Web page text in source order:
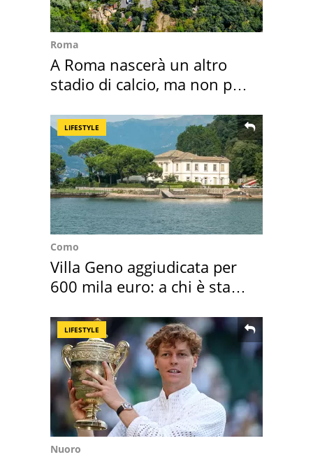
Roma
A Roma nascerà un altro
stadio di calcio, ma non per
LIFESTYLE
Como
Villa Geno aggiudicata per
600 mila euro: a chi è stata
LIFESTYLE
Nuoro